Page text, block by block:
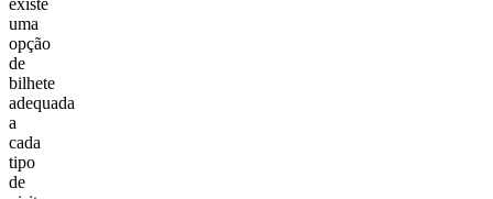
uma
opção
de
bilhete
adequada
a
cada
tipo
de